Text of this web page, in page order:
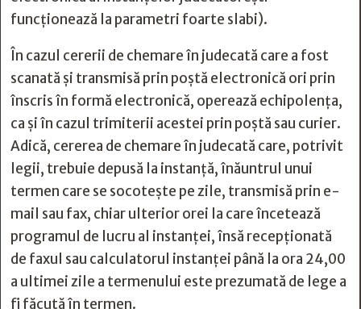
funcționează la parametri foarte slabi).
În cazul cererii de chemare în judecată care a fost
scanată și transmisă prin poștă electronică ori prin
înscris în formă electronică, operează echipolența,
ca și în cazul trimiterii acestei prin poștă sau curier.
Adică, cererea de chemare în judecată care, potrivit
legii, trebuie depusă la instanţă, înăuntrul unui
termen care se socoteşte pe zile, transmisă prin e-
mail sau fax, chiar ulterior orei la care încetează
programul de lucru al instanţei, însă recepţionată
de faxul sau calculatorul instanţei până la ora 24,00
a ultimei zile a termenului este prezumată de lege a
fi făcută în termen.